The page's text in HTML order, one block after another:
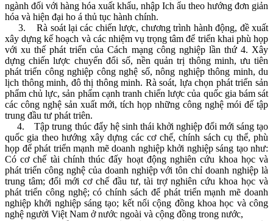
ngành đối với hàng hóa xuất khẩu, nhập Ich ẩu theo hướng đơn giản
hóa và hiện đại ho á thủ tục hành chính.
3. Rà soát lại các chiến lược, chương trình hành động, đề xuất
xây dựng kế hoạch và các nhiệm vụ trọng tâm để triển khai phù họp
với xu thế phát triển của Cách mạng công nghiệp lần thứ 4. Xây
dựng chiến lược chuyển đổi số, nền quản trị thông minh, ưu tiên
phát triển công nghiệp công nghệ số, nông nghiệp thông minh, du
lịch thông minh, đô thị thông minh. Rà soát, lựa chọn phát triển sản
phẩm chủ lực, sản phẩm cạnh tranh chiến lược của quốc gia bám sát
các công nghệ sản xuất mới, tích họp những công nghệ mói đế tập
trung đầu tư phát triên.
4. Tập trung thúc đẩy hệ sinh thái khởi nghiệp đổi mới sáng tạo
quốc gia theo hướng xây dựng các cơ chế, chính sách cụ thể, phù
họp để phát triển mạnh mẽ doanh nghiệp khởi nghiệp sáng tạo như:
Có cơ chế tài chính thúc đấy hoạt động nghiên cứu khoa học và
phát triển công nghệ của doanh nghiệp với tôn chỉ doanh nghiệp là
trung tâm; đổi mới cơ chế đầu tư, tài trợ nghiên cứu khoa học và
phát triển công nghệ; có chính sách để phát triển mạnh mẽ doanh
nghiệp khởi nghiệp sáng tạo; kết nối cộng đồng khoa học và công
nghệ người Việt Nam ở nước ngoài và cộng đồng trong nước,